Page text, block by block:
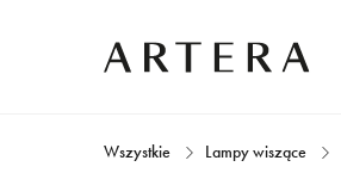
Wszystkie Lampy wiszące